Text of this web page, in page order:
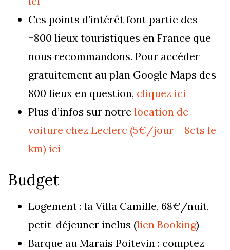
Ces points d’intérêt font partie des
+800 lieux touristiques en France que
nous recommandons. Pour accéder
gratuitement au plan Google Maps des
800 lieux en question, cliquez ici
Plus d’infos sur notre location de
voiture chez Leclerc (5€/jour + 8cts le
km) ici
Budget
Logement : la Villa Camille, 68€/nuit,
petit-déjeuner inclus (lien Booking)
Barque au Marais Poitevin : comptez